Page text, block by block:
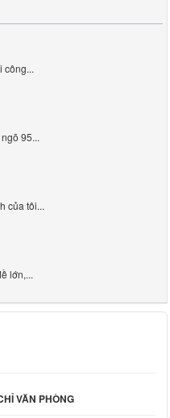
công...
95...
của tôi...
lớn,...
VĂN PHÒNG